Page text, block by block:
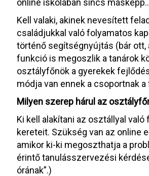
online iskolában sincs
Kell valaki, akinek nevesített
családjukkal való folyamatos
történő segítségnyújtás (bár ott,
funkció is megoszlik a tanárok
osztályfőnök a gyerekek
módja van ennek a csoportnak
Milyen szerep hárul az
Ki kell alakítani az osztállyal
kereteit. Szükség van az online
amikor ki-ki megoszthatja a
érintő tanulásszervezési
órának”.)